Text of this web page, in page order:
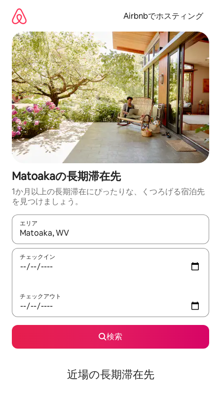
Airbnbでホスティング
Matoakaの長期滞在先
1か月以上の長期滞在にぴったりな、くつろげる宿泊先
を見つけましょう。
エリア
検索結果が表示されたら、上下の矢印キーを使って移動するか
チェックイン
チェックアウト
検索
近場の長期滞在先